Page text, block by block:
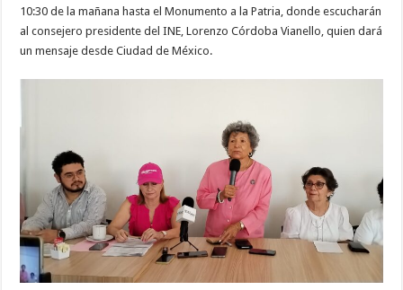
10:30 de la mañana hasta el Monumento a la Patria, donde escucharán
al consejero presidente del INE, Lorenzo Córdoba Vianello, quien dará
un mensaje desde Ciudad de México.